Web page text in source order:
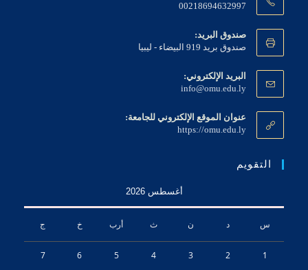
00218694632997
صندوق البريد:
صندوق بريد 919 البيضاء - ليبيا
البريد الإلكتروني:
info@omu.edu.ly
عنوان الموقع الإلكتروني للجامعة:
https://omu.edu.ly
التقويم
أغسطس 2026
س د ن ث أرب خ ج
1
2
3
4
5
6
7